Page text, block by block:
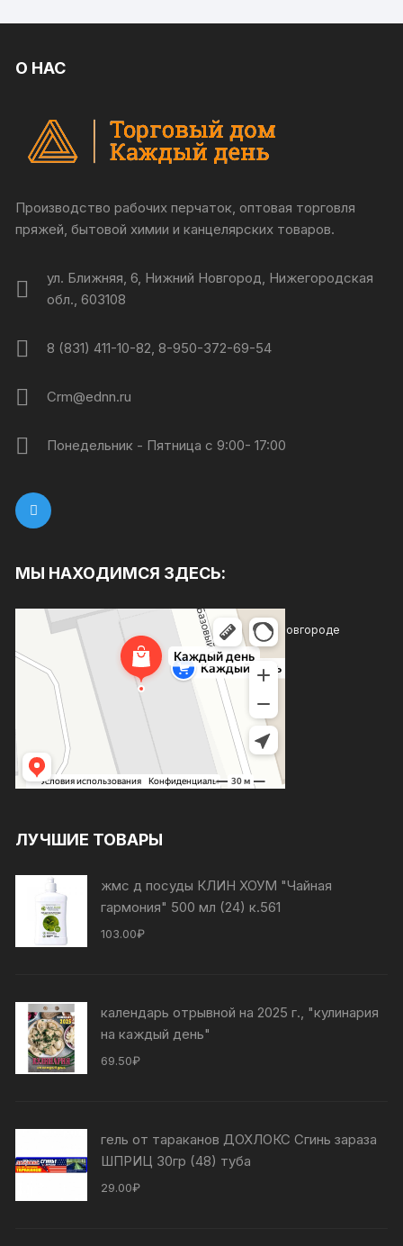
О НАС
Производство рабочих перчаток, оптовая торговля
пряжей, бытовой химии и канцелярских товаров.
ул. Ближняя, 6, Нижний Новгород, Нижегородская
обл., 603108
8 (831) 411-10-82, 8-950-372-69-54
Crm@ednn.ru
Понедельник - Пятница с 9:00- 17:00
МЫ НАХОДИМСЯ ЗДЕСЬ:
Каждый день
Магазин хозтоваров и бытовой химии в Нижнем Новгороде
Товары для дома в Нижнем Новгороде
ЛУЧШИЕ ТОВАРЫ
жмс д посуды КЛИН ХОУМ "Чайная
гармония" 500 мл (24) к.561
103.00₽
календарь отрывной на 2025 г., "кулинария
на каждый день"
69.50₽
гель от тараканов ДОХЛОКС Сгинь зараза
ШПРИЦ 30гр (48) туба
29.00₽